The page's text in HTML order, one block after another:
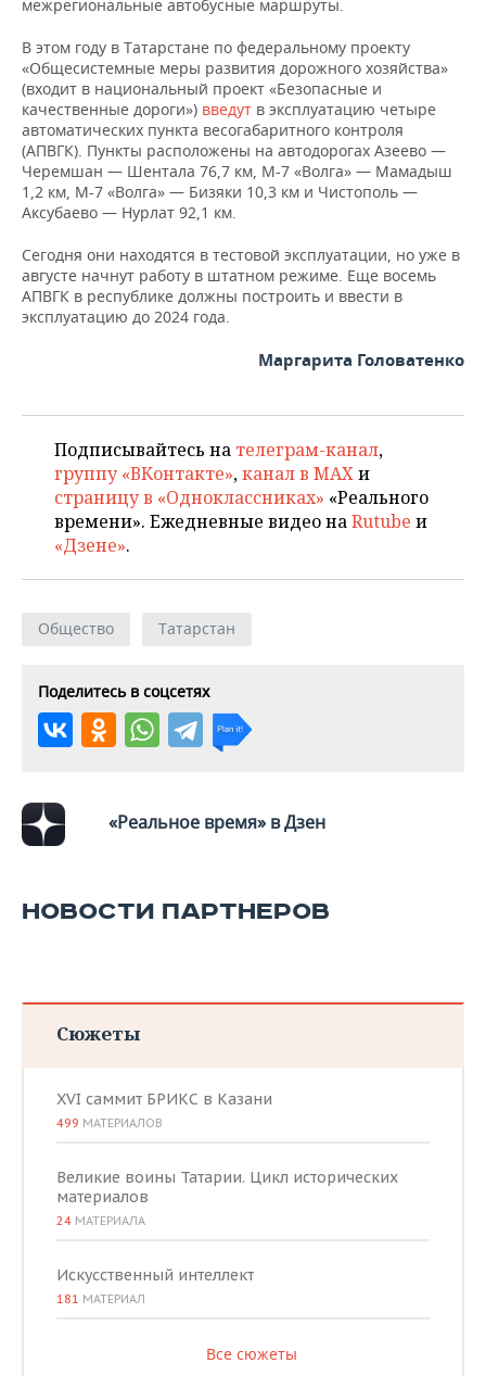
ЭНЕРГЕТИКА
ТЕЛЕКОММУНИКАЦИИ
БИЗНЕС-БРАНЧИ
ONLINE-КОНФЕРЕНЦИИ
ОТКРЫТАЯ ЛЕКЦИЯ
ФУТБОЛ
ХОККЕЙ
БАСКЕТБОЛ
ВОЛЕЙБОЛ
КИБЕРСПОРТ
ФИГУРНОЕ КАТАНИЕ
ОБЩЕСТВО
НОВОСТИ ОБЩЕСТВА
ВЛАСТЬ
ИНФРАСТРУКТУРА
ИСТОРИЯ
КУЛЬТУРА
МЕДИЦИНА
ФОТОГАЛЕРЕЯ
СЮЖЕТЫ
СПРАВОЧНИК
СПИСОК ПЕРСОН
СПИСОК КОМПАНИЙ
ПОЛНАЯ ВЕРСИЯ
межрегиональные автобусные маршруты.
В этом году в Татарстане по федеральному проекту
«Общесистемные меры развития дорожного хозяйства»
(входит в национальный проект «Безопасные и
качественные дороги») введут в эксплуатацию четыре
автоматических пункта весогабаритного контроля
(АПВГК). Пункты расположены на автодорогах Азеево —
Черемшан — Шентала 76,7 км, М-7 «Волга» — Мамадыш
1,2 км, М-7 «Волга» — Бизяки 10,3 км и Чистополь —
Аксубаево — Нурлат 92,1 км.
Сегодня они находятся в тестовой эксплуатации, но уже в
августе начнут работу в штатном режиме. Еще восемь
АПВГК в республике должны построить и ввести в
эксплуатацию до 2024 года.
Маргарита Головатенко
Подписывайтесь на телеграм-канал,
группу «ВКонтакте»,канал в MAXи
страницу в «Одноклассниках» «Реального
времени». Ежедневные видео наRutube и
«Дзене».
Общество Татарстан
Поделитесь в соцсетях
«Реальное время» в Дзен
НОВОСТИ ПАРТНЕРОВ
Сюжеты
XVI саммит БРИКС в Казани
499 МАТЕРИАЛОВ
Великие воины Татарии. Цикл исторических
материалов
24 МАТЕРИАЛА
Искусственный интеллект
181 МАТЕРИАЛ
Все сюжеты